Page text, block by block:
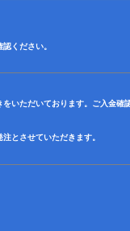
ください。
いただいております。ご入金確
とさせていただきます。